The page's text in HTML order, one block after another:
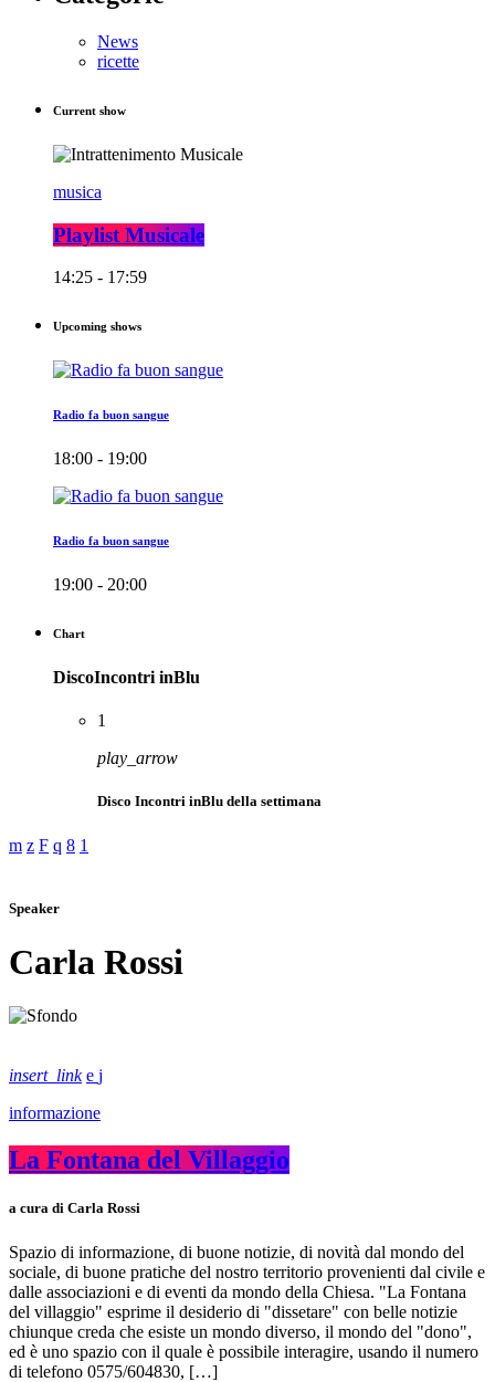
News
ricette
Current show
musica
Playlist Musicale
14:25 - 17:59
Upcoming shows
Radio fa buon sangue
18:00 - 19:00
Radio fa buon sangue
19:00 - 20:00
Chart
DiscoIncontri inBlu
1
play_arrow
Disco Incontri inBlu della settimana
Speaker
Carla Rossi
insert_link
informazione
La Fontana del Villaggio
a cura di Carla Rossi
Spazio di informazione, di buone notizie, di novità dal mondo del
sociale, di buone pratiche del nostro territorio provenienti dal civile e
dalle associazioni e di eventi da mondo della Chiesa. "La Fontana
del villaggio" esprime il desiderio di "dissetare" con belle notizie
chiunque creda che esiste un mondo diverso, il mondo del "dono",
ed è uno spazio con il quale è possibile interagire, usando il numero
di telefono 0575/604830, […]